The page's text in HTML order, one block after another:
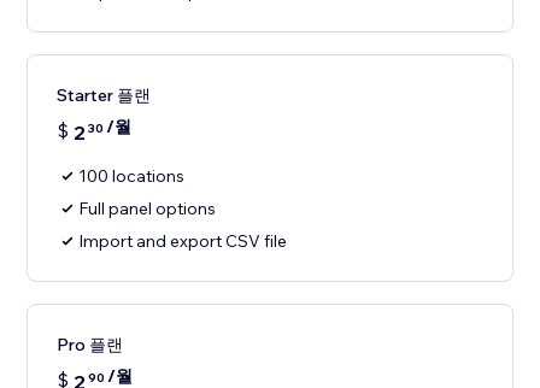
Starter 플랜
$ 2 30 /월
100 locations
Full panel options
Import and export CSV file
Pro 플랜
$ 2 90 /월